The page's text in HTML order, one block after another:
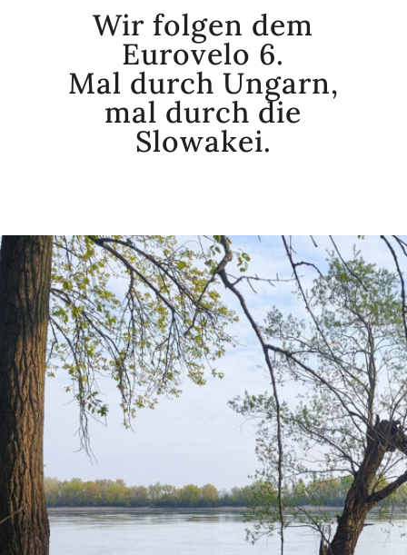
Wir folgen dem
Eurovelo 6.
Mal durch Ungarn,
mal durch die
Slowakei.